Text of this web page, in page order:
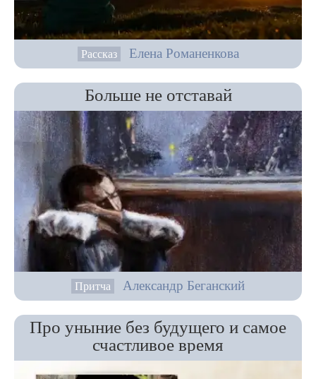
Рассказ Елена Романенкова
Больше не отставай
Притча Александр Беганский
Про уныние без будущего и самое
счастливое время